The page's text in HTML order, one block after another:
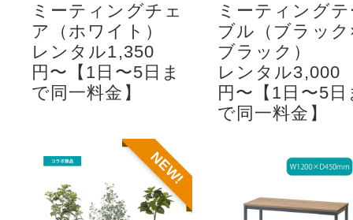
ミーティングチェ
ア（ホワイト）
レンタル1,350
円〜【1日〜5日ま
で同一料金】
ミーティング
ブル（ブラッ
ブラック）
レンタル3,000
円〜【1日〜5日
で同一料金】
NEW!